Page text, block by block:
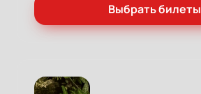
Выбрать билеты